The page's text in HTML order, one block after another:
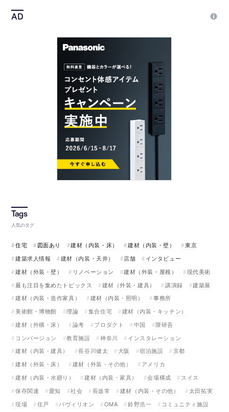
人気のタグ
住宅 図面あり 建材（内装・床） 建材（内装・壁）
東京
建築求人情報
建材（内装・天井） 店舗
インタビュー
建材（外装・壁）
リノベーション 建材（外装・屋根）
現代美術
最も注目を集めたトピックス
建材（外装・建具） 講演録
建築展
建材（内装・造作家具）
建材（内装・照明）
事務所
美術館・博物館
理論 集合住宅
建材（内装・キッチン）
建材（外構・床）
論考 プロダクト 中国
隈研吾
コンバージョン
教育施設 神奈川
インスタレーション
建材（内装・建具）
長谷川健太 大阪 宿泊施設
京都
建材（外装・床）
建材（外装・その他）
アメリカ
建材（内装・水廻り）
建材（内装・家具） 会場構成
スイス
保存関連
愛知 社会 長坂常 建材（内装・その他）
太田拓実
現場
住戸 パヴィリオン OMA 鈴野浩一
コミュニティ施設